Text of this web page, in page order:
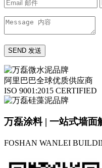
阿里巴巴全球优质供应商
ISO 9001:2015 CERTIFIED
万磊涂料 | 一站式墙面
FOSHAN WANLEI